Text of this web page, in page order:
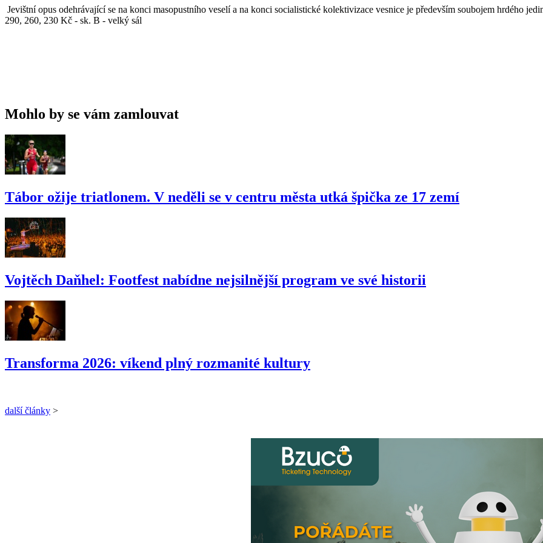
Jevištní opus odehrávající se na konci masopustního veselí a na konci socialistické kolektivizace vesnice je především soubojem hrdého
290, 260, 230 Kč - sk. B - velký sál
Mohlo by se vám zamlouvat
Tábor ožije triatlonem. V neděli se v centru města utká špička ze 17 zemí
Vojtěch Daňhel: Footfest nabídne nejsilnější program ve své historii
Transforma 2026: víkend plný rozmanité kultury
další články >